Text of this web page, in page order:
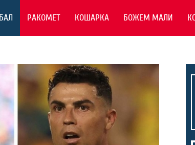
РАКОМЕТ КОШАРКА БОЖЕМ МАЛИ